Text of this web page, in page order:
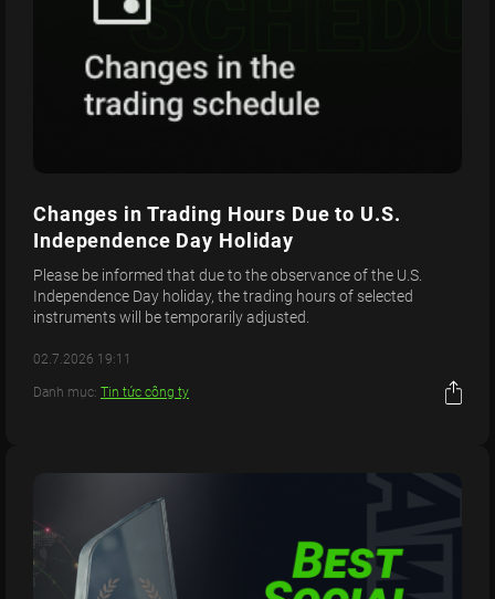
Changes in Trading Hours Due to U.S.
Independence Day Holiday
Please be informed that due to the observance of the U.S.
Independence Day holiday, the trading hours of selected
instruments will be temporarily adjusted.
02.7.2026 19:11
Danh mục: Tin tức công ty